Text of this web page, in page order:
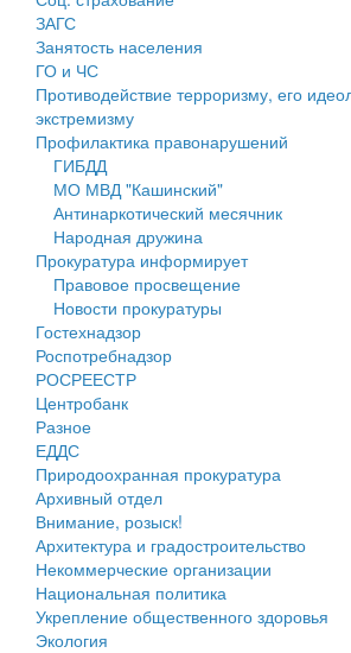
Персональные данные
Оценка регулирующего воздействия
Деятельность МУ
Нормативы градостроительного
Правила землепользования и
Генеральные планы
Проекты планировки территории
Собрание депутатов
Городское поселение
Сельские поселения
ЗАГС
Занятость населения
ГО и ЧС
Противодействие терроризму, его
экстремизму
Профилактика правонарушений
ГИБДД
МО МВД "Кашинский"
Антинаркотический месячник
Народная дружина
Прокуратура информирует
Правовое просвещение
Новости прокуратуры
Гостехнадзор
Роспотребнадзор
РОСРЕЕСТР
Центробанк
Разное
ЕДДС
Природоохранная прокуратура
Архивный отдел
Внимание, розыск!
Архитектура и градостроительство
Некоммерческие организации
Национальная политика
Укрепление общественного здоровья
Экология